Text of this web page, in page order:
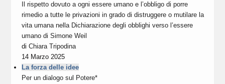
Il rispetto dovuto a ogni essere umano e l’obbligo di porre
rimedio a tutte le privazioni in grado di distruggere o mutilare la
vita umana nella Dichiarazione degli obblighi verso l’essere
umano di Simone Weil
diChiara Tripodina
14 Marzo 2025
La forza delle idee
Per un dialogo sul Potere*